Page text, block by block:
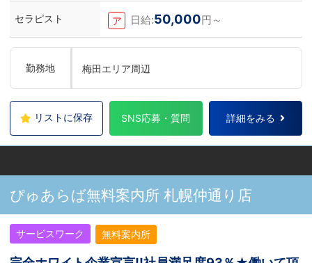
セラピスト ア 日給:50,000円～
勤務地 梅田エリア周辺
リストに保存 SNS応募・質問 詳細をみる
ぴゅあらば無料案内所 札幌仲通り店
サービスワーク 無料案内所